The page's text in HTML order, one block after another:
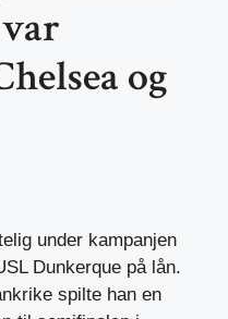
og
under kampanjen
Dunkerque på lån.
spilte han en